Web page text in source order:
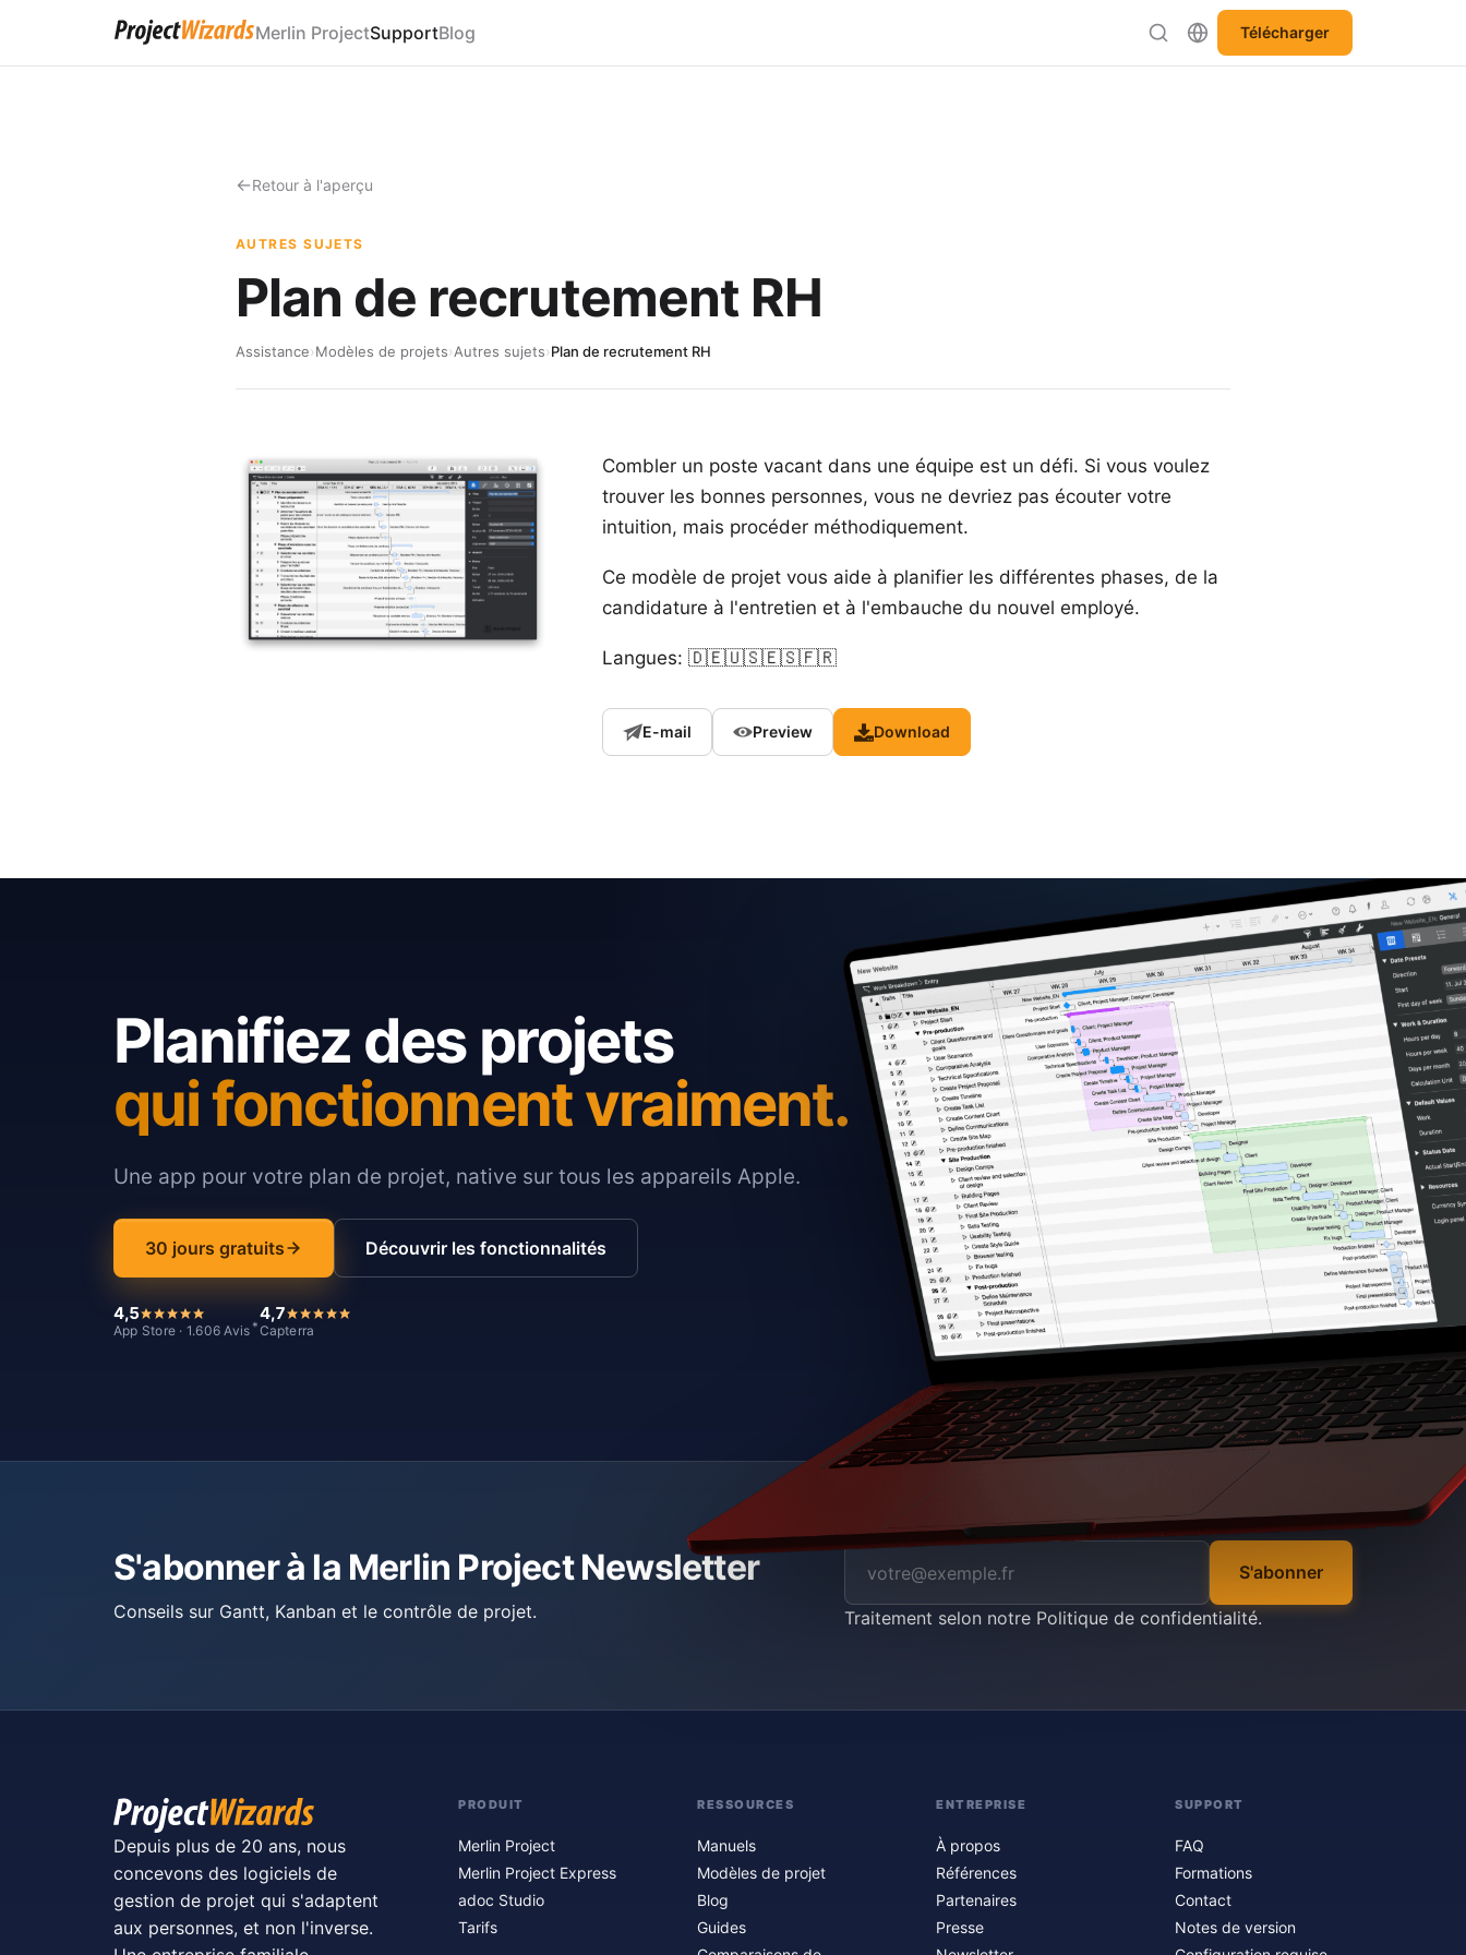
Merlin ProjectSupportBlog Télécharger
Retour à l'aperçu
AUTRES SUJETS
Plan de recrutement RH
Assistance›Modèles de projets›Autres sujets›Plan de recrutement RH
Combler un poste vacant dans une équipe est un défi. Si vous voulez
trouver les bonnes personnes, vous ne devriez pas écouter votre
intuition, mais procéder méthodiquement.
Ce modèle de projet vous aide à planifier les différentes phases, de la
candidature à l'entretien et à l'embauche du nouvel employé.
Langues: 🇩🇪🇺🇸🇪🇸🇫🇷
E-mail Preview Download
Planifiez des projets
qui fonctionnent vraiment.
Une app pour votre plan de projet, native sur tous les appareils Apple.
30 jours gratuits Découvrir les fonctionnalités
4,5
App Store · 1.606 Avis *
4,7
Capterra
S'abonner à la Merlin Project Newsletter
Conseils sur Gantt, Kanban et le contrôle de projet.
S'abonner
Traitement selon notre Politique de confidentialité.
Depuis plus de 20 ans, nous
concevons des logiciels de
gestion de projet qui s'adaptent
aux personnes, et non l'inverse.
PRODUIT
Merlin Project
Merlin Project Express
adoc Studio
Tarifs
RESSOURCES
Manuels
Modèles de projet
Blog
Guides
ENTREPRISE
À propos
Références
Partenaires
Presse
SUPPORT
FAQ
Formations
Contact
Notes de version